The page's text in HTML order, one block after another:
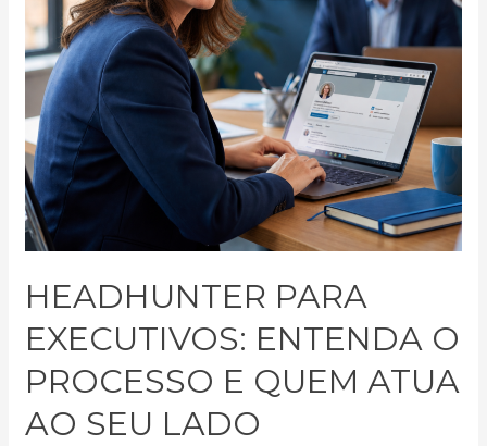
HEADHUNTER PARA
EXECUTIVOS: ENTENDA O
PROCESSO E QUEM ATUA
AO SEU LADO
Quem
Atua
ao
Seu
Lado